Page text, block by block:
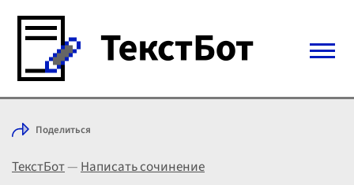
Войти с Telegram
Выбрать режим
Поделиться
ТекстБот—Написать сочинение